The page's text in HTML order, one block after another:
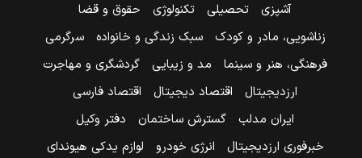
آشپزی تحصیلی تکنولوژی
حقوق و قضا
زناشویی، مادر و کودک
سبک زندگی و خانواده
سرگرمی
فرهنگی، هنر و سینما
مد و زیبایی
گردشگری و مهاجرت
ارزدیجیتال
اقتصاد دیجیتال
اقتصاد فارسی
ایران مدلب
گسترش ساختمان
دفتر وکیل
خبرفوری ارزدیجیتال
انرژی خودرو لوازم یدکی هیوندای